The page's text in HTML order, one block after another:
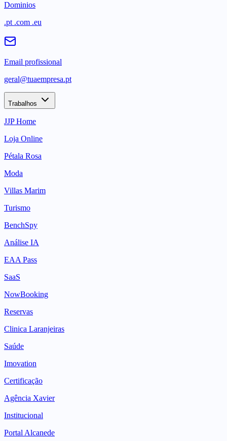
Dominios
.pt .com .eu
Email profissional
geral@tuaempresa.pt
Trabalhos
JJP Home
Loja Online
Pétala Rosa
Moda
Villas Marim
Turismo
BenchSpy
Análise IA
EAA Pass
SaaS
NowBooking
Reservas
Clinica Laranjeiras
Saúde
Imovation
Certificação
Agência Xavier
Institucional
Portal Alcanede